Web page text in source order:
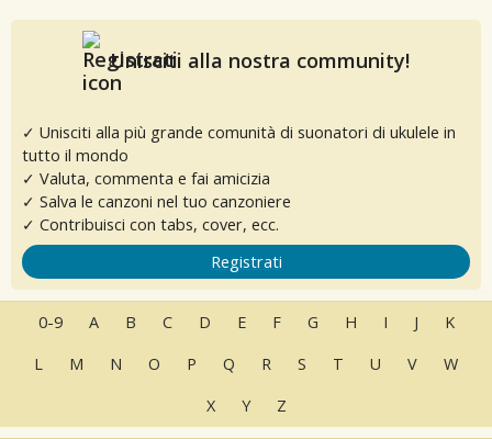
Unisciti alla nostra community!
✓ Unisciti alla più grande comunità di suonatori di ukulele in
tutto il mondo
✓ Valuta, commenta e fai amicizia
✓ Salva le canzoni nel tuo canzoniere
✓ Contribuisci con tabs, cover, ecc.
Registrati
0-9 A B C D E F G H I J
K
L
M N O P Q R S T U V
W
X
Y Z